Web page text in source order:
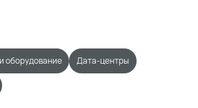
оборудование Дата-центры